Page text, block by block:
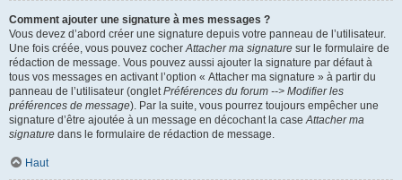
Comment ajouter une signature à mes messages ?
Vous devez d’abord créer une signature depuis votre panneau de l’utilisateur.
Une fois créée, vous pouvez cocherAttacher ma signature sur le formulaire de
rédaction de message. Vous pouvez aussi ajouter la signature par défaut à
tous vos messages en activant l’option « Attacher ma signature » à partir du
panneau de l’utilisateur (ongletPréférences du forum --> Modifier les
préférences de message). Par la suite, vous pourrez toujours empêcher une
signature d’être ajoutée à un message en décochant la caseAttacher ma
signature dans le formulaire de rédaction de message.
Haut